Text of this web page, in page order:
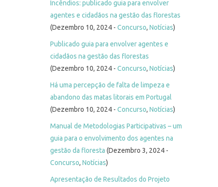
Incêndios: publicado guia para envolver
agentes e cidadãos na gestão das florestas
(Dezembro 10, 2024 - Concurso, Notícias)
Publicado guia para envolver agentes e
cidadãos na gestão das florestas
(Dezembro 10, 2024 - Concurso, Notícias)
Há uma percepção de falta de limpeza e
abandono das matas litorais em Portugal
(Dezembro 10, 2024 - Concurso, Notícias)
Manual de Metodologias Participativas – um
guia para o envolvimento dos agentes na
gestão da floresta (Dezembro 3, 2024 -
Concurso, Notícias)
Apresentação de Resultados do Projeto